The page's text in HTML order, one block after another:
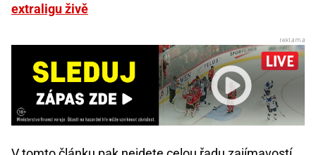
extraligu živě